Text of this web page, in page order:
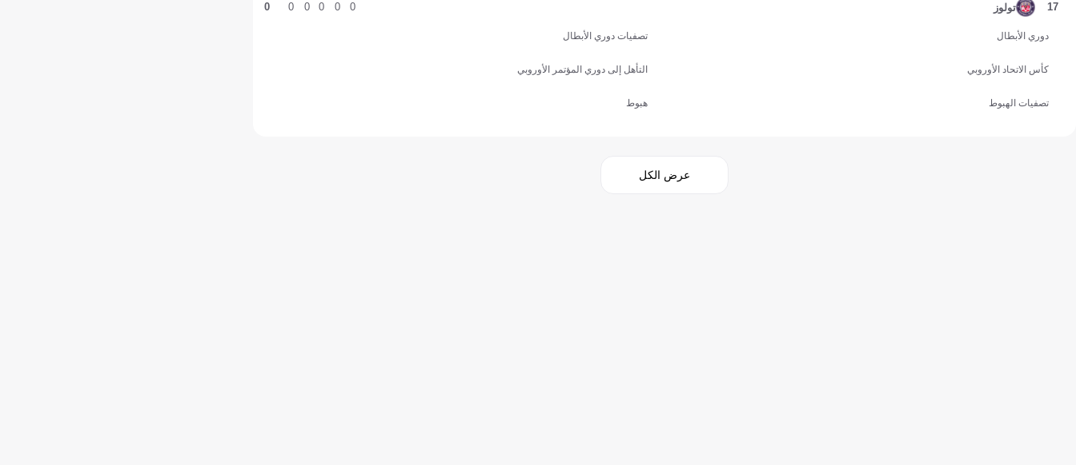
17 تولوز 0
0
0
0
0
0
دوري الأبطال تصفيات دوري الأبطال
كأس الاتحاد الأوروبي التأهل إلى دوري المؤتمر الأوروبي
تصفيات الهبوط هبوط
عرض الكل